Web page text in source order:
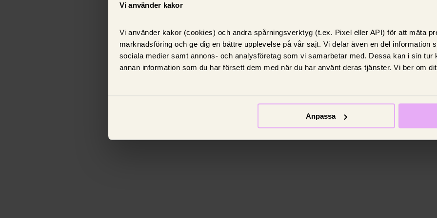
Vi använder kakor
Vi använder kakor (cookies) och andra spårningsverktyg (t.ex. Pixel eller API) för att mäta
marknadsföring och ge dig en bättre upplevelse på vår sajt. Vi delar även en del information
sociala medier samt annons- och analysföretag som vi samarbetar med. Dessa kan i sin tur
annan information som du har försett dem med när du har använt deras tjänster. Vi ber om
Anpassa